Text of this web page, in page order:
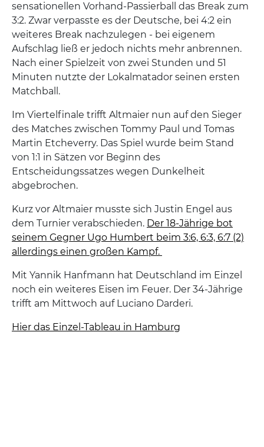
sensationellen Vorhand-Passierball das Break zum
3:2. Zwar verpasste es der Deutsche, bei 4:2 ein
weiteres Break nachzulegen - bei eigenem
Aufschlag ließ er jedoch nichts mehr anbrennen.
Nach einer Spielzeit von zwei Stunden und 51
Minuten nutzte der Lokalmatador seinen ersten
Matchball.
Im Viertelfinale trifft Altmaier nun auf den Sieger
des Matches zwischen Tommy Paul und Tomas
Martin Etcheverry. Das Spiel wurde beim Stand
von 1:1 in Sätzen vor Beginn des
Entscheidungssatzes wegen Dunkelheit
abgebrochen.
Kurz vor Altmaier musste sich Justin Engel aus
dem Turnier verabschieden. Der 18-Jährige bot
seinem Gegner Ugo Humbert beim 3:6, 6:3, 6:7 (2)
allerdings einen großen Kampf.
Mit Yannik Hanfmann hat Deutschland im Einzel
noch ein weiteres Eisen im Feuer. Der 34-Jährige
trifft am Mittwoch auf Luciano Darderi.
Hier das Einzel-Tableau in Hamburg